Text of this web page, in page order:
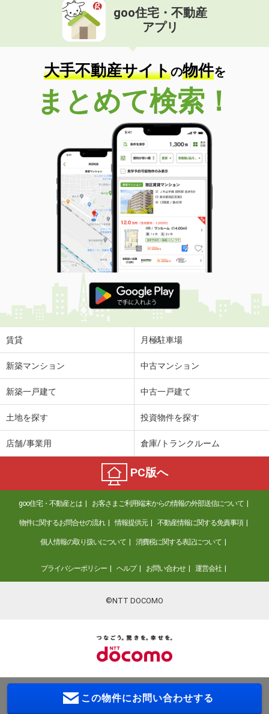
goo住宅・不動産
アプリ
大手不動産サイトの物件を
まとめて検索！
賃貸 月極駐車場
新築マンション 中古マンション
新築一戸建て 中古一戸建て
土地を探す 投資物件を探す
店舗/事業用 倉庫/トランクルーム
PC版へ
goo住宅・不動産とは お客さまご利用端末からの情報の外部送信について
物件に関するお問合せの流れ 情報提供元 不動産情報に関する免責事項
個人情報の取り扱いについて 消費税に関する表記について
プライバシーポリシー ヘルプ お問い合わせ 運営会社
©NTT DOCOMO
この物件にお問い合わせする